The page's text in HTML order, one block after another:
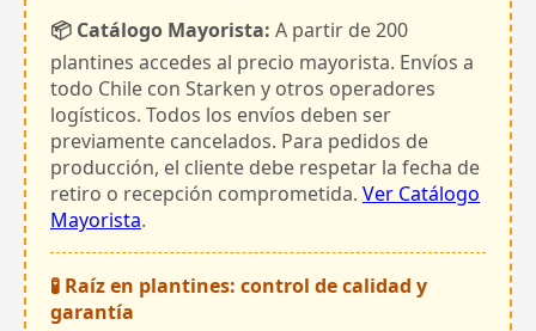
📦 Catálogo Mayorista: A partir de 200
plantines accedes al precio mayorista. Envíos a
todo Chile con Starken y otros operadores
logísticos. Todos los envíos deben ser
previamente cancelados. Para pedidos de
producción, el cliente debe respetar la fecha de
retiro o recepción comprometida. Ver Catálogo
Mayorista.
🧪 Raíz en plantines: control de calidad y
garantía